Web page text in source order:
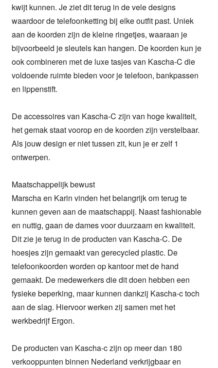
kwijt kunnen. Je ziet dit terug in de vele designs
waardoor de telefoonketting bij elke outfit past. Uniek
aan de koorden zijn de kleine ringetjes, waaraan je
bijvoorbeeld je sleutels kan hangen. De koorden kun je
ook combineren met de luxe tasjes van Kascha-C die
voldoende ruimte bieden voor je telefoon, bankpassen
en lippenstift.
De accessoires van Kascha-C zijn van hoge kwaliteit,
het gemak staat voorop en de koorden zijn verstelbaar.
Als jouw design er niet tussen zit, kun je er zelf 1
ontwerpen.
Maatschappelijk bewust
Marscha en Karin vinden het belangrijk om terug te
kunnen geven aan de maatschappij. Naast fashionable
en nuttig, gaan de dames voor duurzaam en kwaliteit.
Dit zie je terug in de producten van Kascha-C. De
hoesjes zijn gemaakt van gerecycled plastic. De
telefoonkoorden worden op kantoor met de hand
gemaakt. De medewerkers die dit doen hebben een
fysieke beperking, maar kunnen dankzij Kascha-c toch
aan de slag. Hiervoor werken zij samen met het
werkbedrijf Ergon.
De producten van Kascha-c zijn op meer dan 180
verkooppunten binnen Nederland verkrijgbaar en